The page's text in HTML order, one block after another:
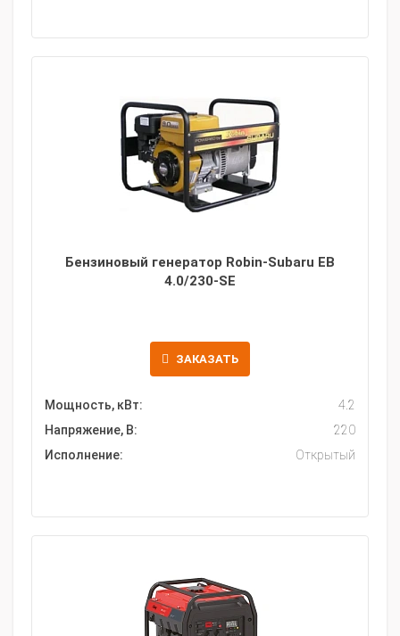
Бензиновый генератор Robin-Subaru EB
4.0/230-SE
ЗАКАЗАТЬ
Мощность, кВт:
4.2
Напряжение, В:
220
Исполнение:
Открытый